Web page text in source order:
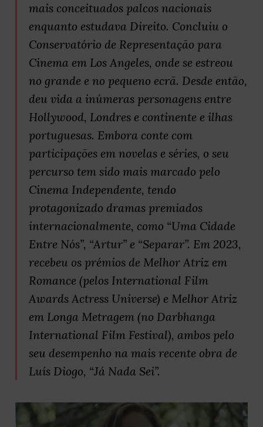
mais conceituados palcos nacionais
enquanto estudava Direito. Concluiu o
Conservatório de Representação para
Cinema em Los Angeles, onde se estreou
no grande e no pequeno ecrã. Desde então,
deu vida a inúmeras personagens entre
Hollywood, Londres e continente e ilhas
portuguesas. Embora conte com
participações em novelas e séries, o seu
percurso tem sido mais marcado pelo
Cinema Independente, tendo
protagonizado dramas premiados
internacionalmente, como “Uma Cidade
Entre Nós”, “Artur” e “Separar”. Em 2023,
recebeu os prémios de Melhor Atriz em
Romance (pelos International Film
Awards Actress Universe) e Melhor Atriz
em Longa Metragem (no Darbhanga
International Film Festival), ambos pelo
seu desempenho na mais recente obra de
Luís Diogo, “Já Nada Sei”.